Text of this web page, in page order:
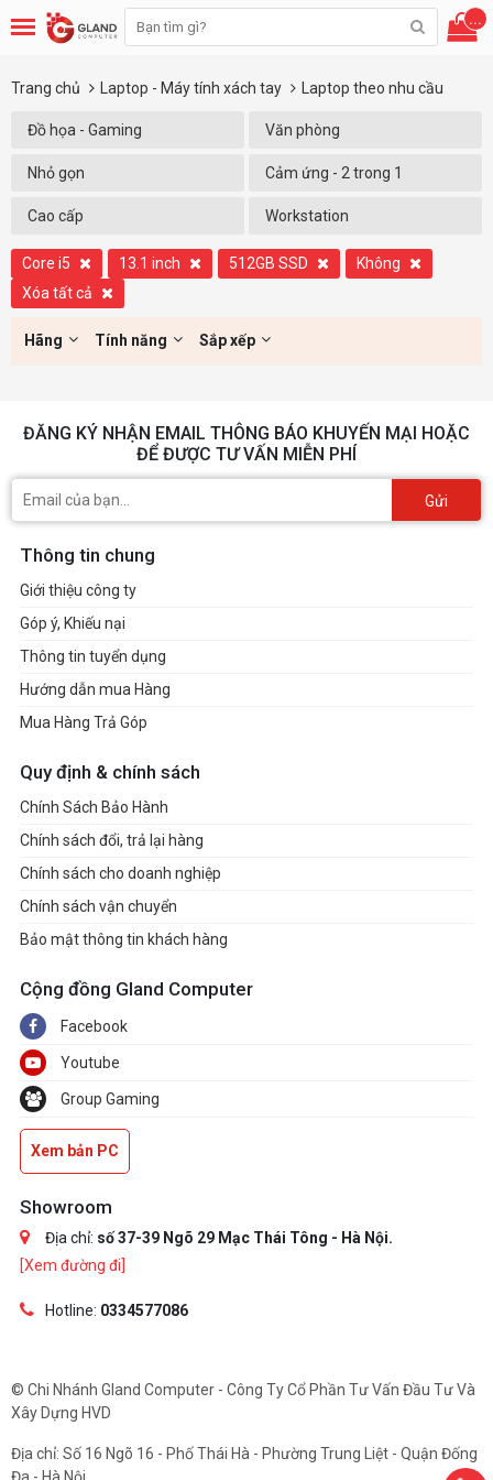
...
Trang chủ Laptop - Máy tính xách tay Laptop theo nhu cầu
Đồ họa - Gaming Văn phòng
Nhỏ gọn Cảm ứng - 2 trong 1
Cao cấp Workstation
Core i5 13.1 inch 512GB SSD
Không
Xóa tất cả
Hãng Tính năng Sắp xếp
ĐĂNG KÝ NHẬN EMAIL THÔNG BÁO KHUYẾN MẠI HOẶC
ĐỂ ĐƯỢC TƯ VẤN MIỄN PHÍ
Gửi
Thông tin chung
Giới thiệu công ty
Góp ý, Khiếu nại
Thông tin tuyển dụng
Hướng dẫn mua Hàng
Mua Hàng Trả Góp
Quy định & chính sách
Chính Sách Bảo Hành
Chính sách đổi, trả lại hàng
Chính sách cho doanh nghiệp
Chính sách vận chuyển
Bảo mật thông tin khách hàng
Cộng đồng Gland Computer
Facebook
Youtube
Group Gaming
Xem bản PC
Showroom
Địa chỉ: số 37-39 Ngõ 29 Mạc Thái Tông - Hà Nội.
[Xem đường đi]
Hotline: 0334577086
© Chi Nhánh Gland Computer - Công Ty Cổ Phần Tư Vấn Đầu Tư Và
Xây Dựng HVD
Địa chỉ: Số 16 Ngõ 16 - Phố Thái Hà - Phường Trung Liệt - Quận Đống